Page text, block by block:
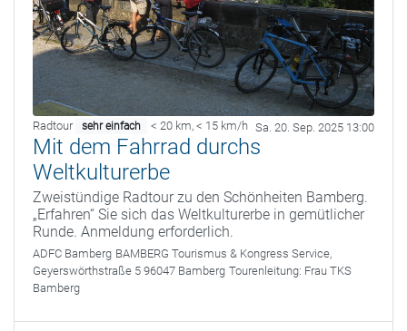
Radtour sehr einfach < 20 km, < 15 km/h Sa. 20. Sep. 2025 13:00
Mit dem Fahrrad durchs
Weltkulturerbe
Zweistündige Radtour zu den Schönheiten Bamberg.
„Erfahren“ Sie sich das Weltkulturerbe in gemütlicher
Runde. Anmeldung erforderlich.
ADFC Bamberg BAMBERG Tourismus & Kongress Service,
Geyerswörthstraße 5 96047 Bamberg Tourenleitung: Frau TKS
Bamberg